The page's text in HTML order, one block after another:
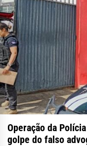
Operação da
golpe do falso